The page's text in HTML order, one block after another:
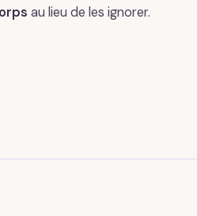
au lieu de les ignorer.